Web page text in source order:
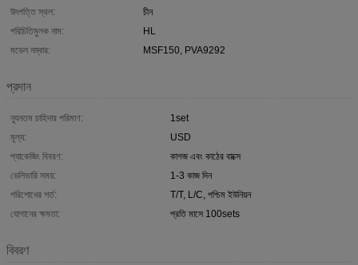
উৎপত্তি স্থল:
চীন
পরিচিতিমুলক নাম:
HL
মডেল নম্বার:
MSF150, PVA9292
প্রদান
ন্যূনতম চাহিদার পরিমাণ:
1set
মূল্য:
USD
প্যাকেজিং বিবরণ:
কাগজ এবং কাঠের বাক্সে
ডেলিভারি সময়:
1-3 কাজ দিন
পরিশোধের শর্ত:
T/T, L/C, পশ্চিম ইউনিয়ন
যোগানের ক্ষমতা:
প্রতি মাসে 100sets
বিবরণ